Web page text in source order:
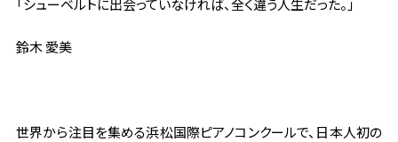
鈴木 愛美
世界から注目を集める浜松国際ピアノコンクールで、日本人初の